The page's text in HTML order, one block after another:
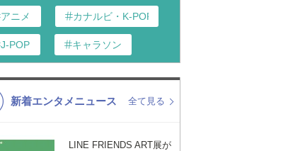
アニメ カナルビ・K-POP和訳
J-POP キャラソン
K-POP バンド
新着エンタメニュース 全て見る
LINE FRIENDS ART展が